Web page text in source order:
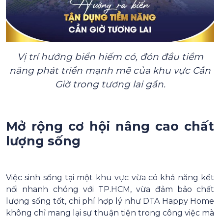
Vị trí hướng biển hiếm có, đón đầu tiềm
năng phát triển mạnh mẽ của khu vực Cần
Giờ trong tương lai gần.
Mở rộng cơ hội nâng cao chất
lượng sống
Việc sinh sống tại một khu vực vừa có khả năng kết
nối nhanh chóng với TP.HCM, vừa đảm bảo chất
lượng sống tốt, chi phí hợp lý như DTA Happy Home
không chỉ mang lại sự thuận tiện trong công việc mà